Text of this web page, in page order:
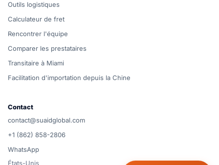
Outils logistiques
Calculateur de fret
Rencontrer l'équipe
Comparer les prestataires
Transitaire à Miami
Facilitation d'importation depuis la Chine
Contact
contact@suaidglobal.com
+1 (862) 858-2806
WhatsApp
États-Unis